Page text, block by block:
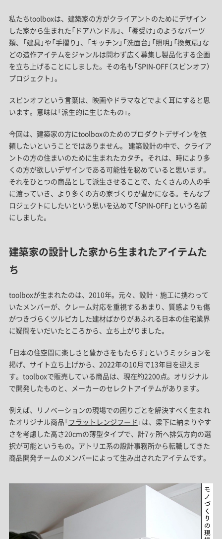
私たちtoolboxは、建築家の方がクライアントのためにデザイン
した家から生まれた「ドアハンドル」、「棚受け」のようなパーツ
類、「建具」や「手摺り」、「キッチン」「洗面台」「照明」「換気扇」な
どの造作アイテムをジャンルは問わず広く募集し製品化する企画
を立ち上げることにしました。その名も「SPIN-OFF（スピンオフ）
プロジェクト」。
スピンオフという言葉は、映画やドラマなどでよく耳にすると思
います。意味は「派生的に生じたもの」。
今回は、建築家の方にtoolboxのためのプロダクトデザインを依
頼したいということではありません。 建築設計の中で、クライア
ントの方の住まいのために生まれたカタチ。それは、時により多
くの方が欲しいデザインである可能性を秘めていると思います。
それをひとつの商品として派生させることで、たくさんの人の手
に渡っていき、より多くの方の家づくりが豊かになる。そんなプ
ロジェクトにしたいという思いを込めて「SPIN-OFF」という名前
にしました。
建築家の設計した家から生まれたアイテムた
ち
toolboxが生まれたのは、2010年。元々、設計・施工に携わって
いたメンバーが、クレーム対応を重視するあまり、質感よりも傷
がつきづらくツルピカした建材ばかりがあふれる日本の住宅業界
に疑問をいだいたところから、立ち上がりました。
「日本の住空間に楽しさと豊かさをもたらす」というミッションを
掲げ、サイト立ち上げから、2022年の10月で13年目を迎えま
す。toolboxで販売している商品は、現在約2200点。オリジナル
で開発したものと、メーカーのセレクトアイテムがあります。
例えば、リノベーションの現場での困りごとを解決すべく生まれ
たオリジナル商品「フラットレンジフード 」は、梁下に納まりやす
さを考慮した高さ20cmの薄型タイプで、計7ヶ所へ排気方向の選
択が可能というもの。アトリエ系の設計事務所から転職してきた
商品開発チームのメンバーによって生み出されたアイテムです。